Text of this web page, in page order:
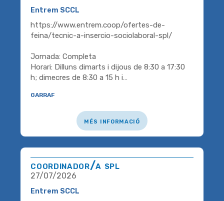
Entrem SCCL
https://www.entrem.coop/ofertes-de-
feina/tecnic-a-insercio-sociolaboral-spl/
Jornada: Completa
Horari: Dilluns dimarts i dijous de 8:30 a 17:30
h; dimecres de 8:30 a 15 h i…
garraf
més informació
coordinador/a spl
27/07/2026
Entrem SCCL